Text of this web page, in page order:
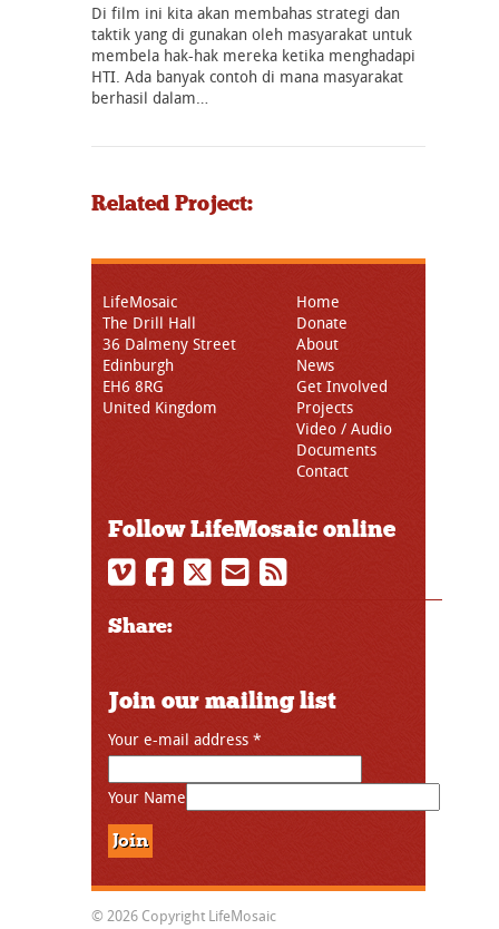
Di film ini kita akan membahas strategi dan
taktik yang di gunakan oleh masyarakat untuk
membela hak-hak mereka ketika menghadapi
HTI. Ada banyak contoh di mana masyarakat
berhasil dalam…
Related Project:
LifeMosaic
The Drill Hall
36 Dalmeny Street
Edinburgh
EH6 8RG
United Kingdom
Home
Donate
About
News
Get Involved
Projects
Video / Audio
Documents
Contact
Follow LifeMosaic online
Share:
Join our mailing list
Your e-mail address *
Your Name
© 2026 Copyright LifeMosaic